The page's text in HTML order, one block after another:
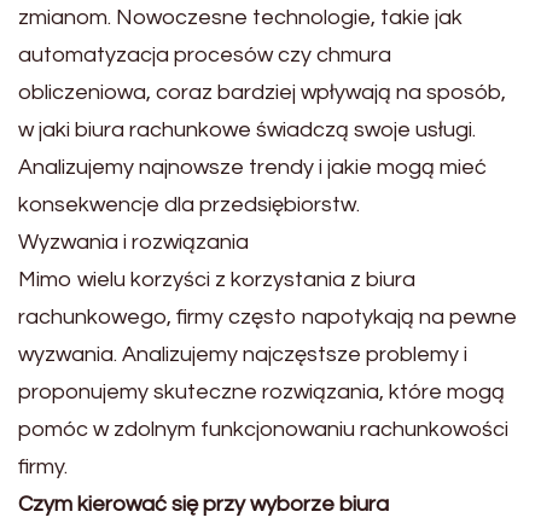
zmianom. Nowoczesne technologie, takie jak
automatyzacja procesów czy chmura
obliczeniowa, coraz bardziej wpływają na sposób,
w jaki biura rachunkowe świadczą swoje usługi.
Analizujemy najnowsze trendy i jakie mogą mieć
konsekwencje dla przedsiębiorstw.
Wyzwania i rozwiązania
Mimo wielu korzyści z korzystania z biura
rachunkowego, firmy często napotykają na pewne
wyzwania. Analizujemy najczęstsze problemy i
proponujemy skuteczne rozwiązania, które mogą
pomóc w zdolnym funkcjonowaniu rachunkowości
firmy.
Czym kierować się przy wyborze biura